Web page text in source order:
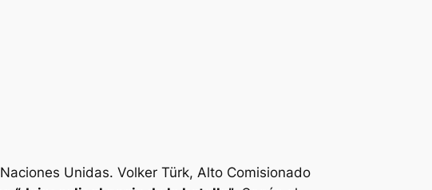
Unidas. Volker Türk, Alto Comisionado